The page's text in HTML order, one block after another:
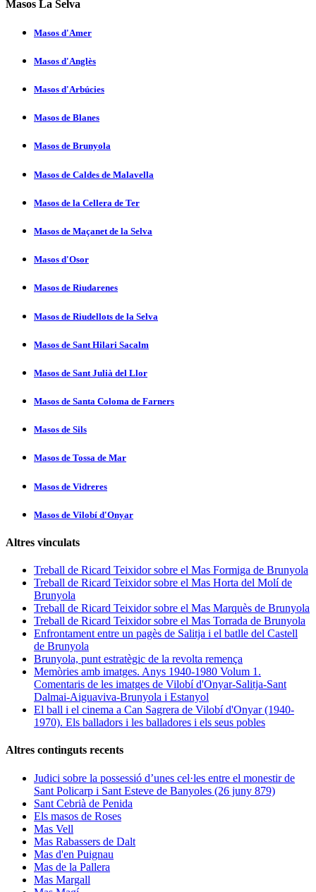
Masos La Selva
Masos d'Amer
Masos d'Anglès
Masos d'Arbúcies
Masos de Blanes
Masos de Brunyola
Masos de Caldes de Malavella
Masos de la Cellera de Ter
Masos de Maçanet de la Selva
Masos d'Osor
Masos de Riudarenes
Masos de Riudellots de la Selva
Masos de Sant Hilari Sacalm
Masos de Sant Julià del Llor
Masos de Santa Coloma de Farners
Masos de Sils
Masos de Tossa de Mar
Masos de Vidreres
Masos de Vilobí d'Onyar
Altres vinculats
Treball de Ricard Teixidor sobre el Mas Formiga de Brunyola
Treball de Ricard Teixidor sobre el Mas Horta del Molí de
Brunyola
Treball de Ricard Teixidor sobre el Mas Marquès de Brunyola
Treball de Ricard Teixidor sobre el Mas Torrada de Brunyola
Enfrontament entre un pagès de Salitja i el batlle del Castell
de Brunyola
Brunyola, punt estratègic de la revolta remença
Memòries amb imatges. Anys 1940-1980 Volum 1.
Comentaris de les imatges de Vilobí d'Onyar-Salitja-Sant
Dalmai-Aiguaviva-Brunyola i Estanyol
El ball i el cinema a Can Sagrera de Vilobí d'Onyar (1940-
1970). Els balladors i les balladores i els seus pobles
Altres continguts recents
Judici sobre la possessió d’unes cel·les entre el monestir de
Sant Policarp i Sant Esteve de Banyoles (26 juny 879)
Sant Cebrià de Penida
Els masos de Roses
Mas Vell
Mas Rabassers de Dalt
Mas d'en Puignau
Mas de la Pallera
Mas Margall